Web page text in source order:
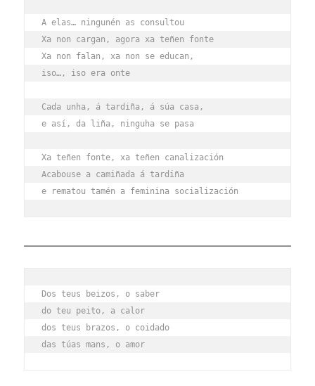
A elas… ningunén as consultou
Xa non cargan, agora xa teñen fonte
Xa non falan, xa non se educan,
iso…, iso era onte
Cada unha, á tardiña, á súa casa,
e así, da liña, ninguha se pasa
Xa teñen fonte, xa teñen canalización
Acabouse a camiñada á tardiña
e rematou tamén a feminina socialización
Dos teus beizos, o saber
do teu peito, a calor
dos teus brazos, o coidado
das túas mans, o amor